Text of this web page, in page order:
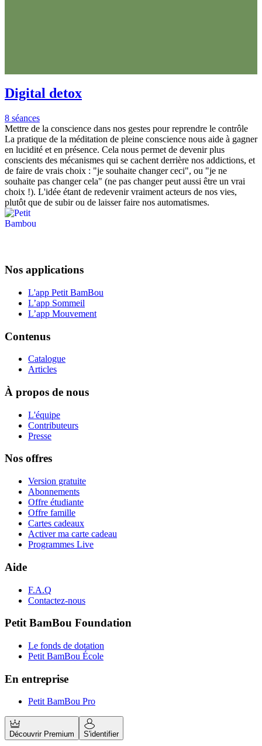
Digital detox
8 séances
Mettre de la conscience dans nos gestes pour reprendre le contrôle
La pratique de la méditation de pleine conscience nous aide à gagner
en lucidité et en présence. Cela nous permet de devenir plus
conscients des mécanismes qui se cachent derrière nos addictions, et
de faire de vrais choix : "je souhaite changer ceci", ou "je ne
souhaite pas changer cela" (ne pas changer peut aussi être un vrai
choix !). L'idée étant de redevenir vraiment acteurs de nos vies,
plutôt que de subir ou de laisser faire nos automatismes.
Nos applications
L'app Petit BamBou
L’app Sommeil
L’app Mouvement
Contenus
Catalogue
Articles
À propos de nous
L'équipe
Contributeurs
Presse
Nos offres
Version gratuite
Abonnements
Offre étudiante
Offre famille
Cartes cadeaux
Activer ma carte cadeau
Programmes Live
Aide
F.A.Q
Contactez-nous
Petit BamBou Foundation
Le fonds de dotation
Petit BamBou École
En entreprise
Petit BamBou Pro
Découvrir Premium S'identifier